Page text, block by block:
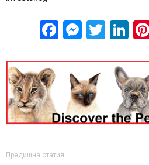
Facebook
Предишна статия